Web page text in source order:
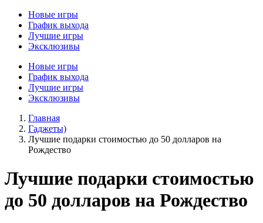
Новые игры
График выхода
Лучшие игры
Эксклюзивы
Новые игры
График выхода
Лучшие игры
Эксклюзивы
Главная
Гаджеты)
Лучшие подарки стоимостью до 50 долларов на
Рождество
Лучшие подарки стоимостью
до 50 долларов на Рождество